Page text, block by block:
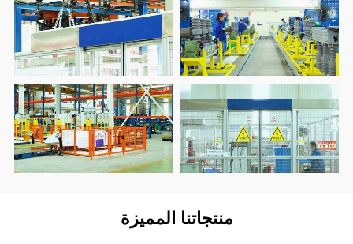
منتجاتنا المميزة